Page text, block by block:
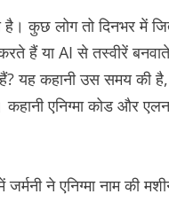
कुछ लोग तो दिनभर में
हैं या AI से तस्वीरें
यह कहानी उस समय की
एनिग्मा कोड और
में जर्मनी ने एनिग्मा नाम